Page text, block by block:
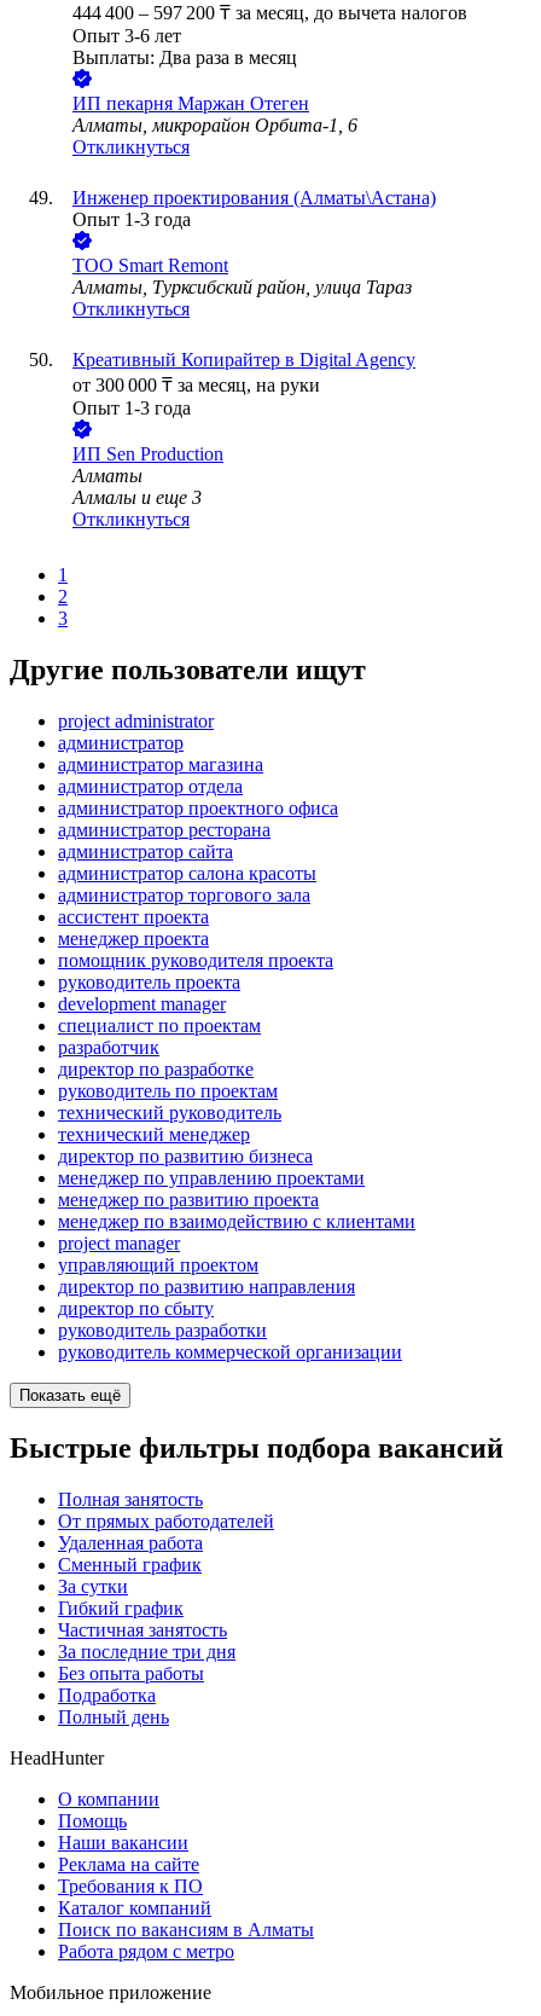
444 400 – 597 200 ₸ за месяц, до вычета налогов
Опыт 3-6 лет
Выплаты: Два раза в месяц
ИП пекарня Маржан Отеген
Алматы, микрорайон Орбита-1, 6
Откликнуться
Инженер проектирования (Алматы\Астана)
Опыт 1-3 года
ТОО Smart Remont
Алматы, Турксибский район, улица Тараз
Откликнуться
Креативный Копирайтер в Digital Agency
от 300 000 ₸ за месяц, на руки
Опыт 1-3 года
ИП Sen Production
Алматы
Алмалы и еще 3
Откликнуться
1
2
3
Другие пользователи ищут
project administrator
администратор
администратор магазина
администратор отдела
администратор проектного офиса
администратор ресторана
администратор сайта
администратор салона красоты
администратор торгового зала
ассистент проекта
менеджер проекта
помощник руководителя проекта
руководитель проекта
development manager
специалист по проектам
разработчик
директор по разработке
руководитель по проектам
технический руководитель
технический менеджер
директор по развитию бизнеса
менеджер по управлению проектами
менеджер по развитию проекта
менеджер по взаимодействию с клиентами
project manager
управляющий проектом
директор по развитию направления
директор по сбыту
руководитель разработки
руководитель коммерческой организации
Показать ещё
Быстрые фильтры подбора вакансий
Полная занятость
От прямых работодателей
Удаленная работа
Сменный график
За сутки
Гибкий график
Частичная занятость
За последние три дня
Без опыта работы
Подработка
Полный день
HeadHunter
О компании
Помощь
Наши вакансии
Реклама на сайте
Требования к ПО
Каталог компаний
Поиск по вакансиям в Алматы
Работа рядом с метро
Мобильное приложение